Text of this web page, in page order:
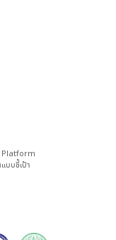
Platform
บบชี้เป้า